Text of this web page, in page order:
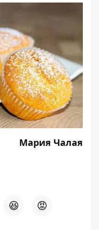
Мария Чалая
😆 😡